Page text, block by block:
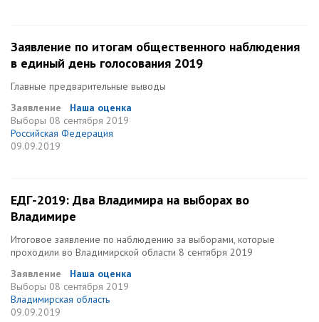
Заявление по итогам общественного наблюдения
в единый день голосования 2019
Главные предварительные выводы
Заявление
Наша оценка
Выборы 08 сентября 2019
Российская Федерация
09.09.2019
ЕДГ-2019: Два Владимира на выборах во
Владимире
Итоговое заявление по наблюдению за выборами, которые
проходили во Владимирской области 8 сентября 2019
Заявление
Наша оценка
Выборы 08 сентября 2019
Владимирская область
09.09.2019